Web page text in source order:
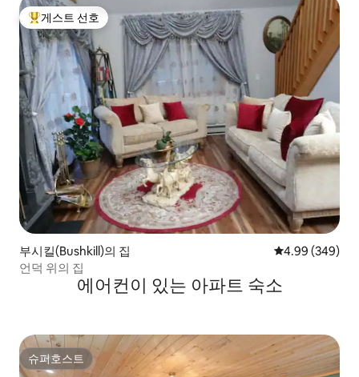
상위 게스트 선호
게스트 선호
부시킬(Bushkill)의 집 평점 4.99점(5
4.99 (349)
언덕 위의 집
에어컨이 있는 아파트 숙소
슈퍼호스트
슈퍼호스트